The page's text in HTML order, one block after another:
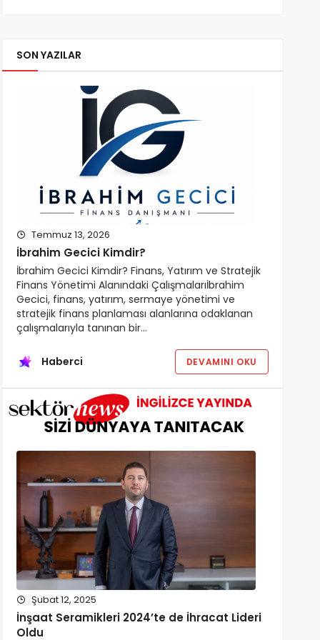
SON YAZILAR
Temmuz 13, 2026
İbrahim Gecici Kimdir?
İbrahim Gecici Kimdir? Finans, Yatırım ve Stratejik
Finans Yönetimi Alanındaki Çalışmalarıİbrahim
Gecici, finans, yatırım, sermaye yönetimi ve
stratejik finans planlaması alanlarına odaklanan
çalışmalarıyla tanınan bir…
Haberci DEVAMINI OKU
Şubat 12, 2025
İnşaat Seramikleri 2024’te de İhracat Lideri
Oldu